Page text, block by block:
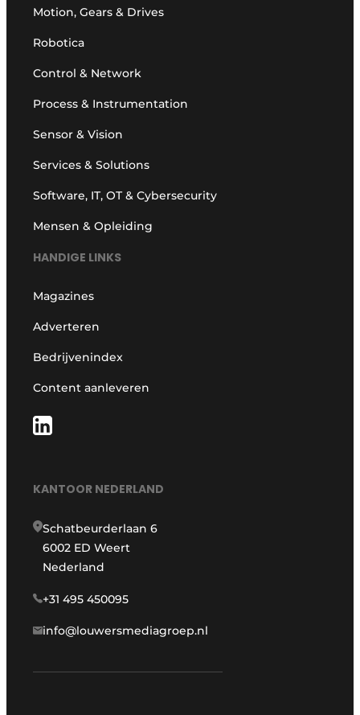
Motion, Gears & Drives
Robotica
Control & Network
Process & Instrumentation
Sensor & Vision
Services & Solutions
Software, IT, OT & Cybersecurity
Mensen & Opleiding
HANDIGE LINKS
Magazines
Adverteren
Bedrijvenindex
Content aanleveren
KANTOOR NEDERLAND
Schatbeurderlaan 6
6002 ED Weert
Nederland
+31 495 450095
info@louwersmediagroep.nl